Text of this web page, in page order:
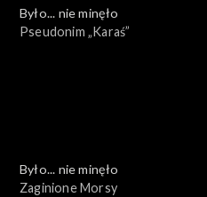
Było... nie minęło
Pseudonim „Karaś”
Było... nie minęło
Zaginione Morsy